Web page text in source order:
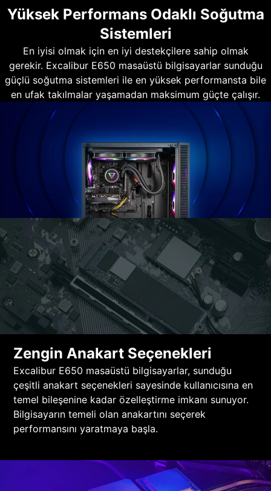
Yüksek Performans Odaklı Soğutma
Sistemleri
En iyisi olmak için en iyi destekçilere sahip olmak
gerekir. Excalibur E650 masaüstü bilgisayarlar sunduğu
güçlü soğutma sistemleri ile en yüksek performansta bile
en ufak takılmalar yaşamadan maksimum güçte çalışır.
Zengin Anakart Seçenekleri
Excalibur E650 masaüstü bilgisayarlar, sunduğu
çeşitli anakart seçenekleri sayesinde kullanıcısına en
temel bileşenine kadar özelleştirme imkanı sunuyor.
Bilgisayarın temeli olan anakartını seçerek
performansını yaratmaya başla.